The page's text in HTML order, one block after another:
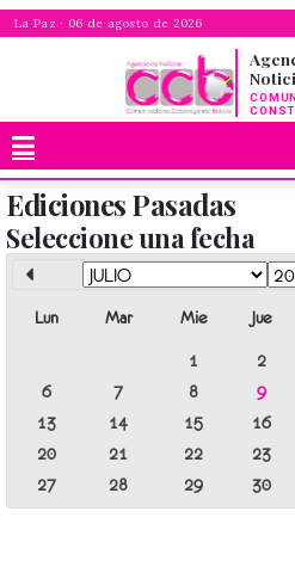
La Paz · 06 de agosto de 2026
Ediciones Pasadas
Seleccione una fecha
Lun Mar Mie Jue
1 2
6
7 8 9
13
14 15 16
20
21 22 23
27
28 29 30